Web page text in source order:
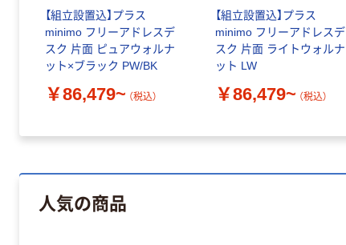
【組立設置込】プラス
minimo フリーアドレスデ
スク 片面 ピュアウォルナ
ット×ブラック PW/BK
￥86,479~ （税込）
【組立設置込】プラス
minimo フリーアドレスデ
スク 片面 ライトウォルナ
ット LW
￥86,479~ （税込）
人気の商品